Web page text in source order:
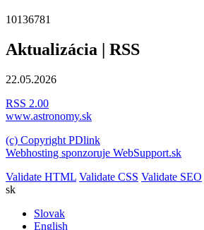
10136781
Aktualizácia | RSS
22.05.2026
RSS 2.00
www.astronomy.sk
(c) Copyright PDlink
Webhosting sponzoruje WebSupport.sk
Validate HTML Validate CSS Validate SEO
sk
Slovak
English